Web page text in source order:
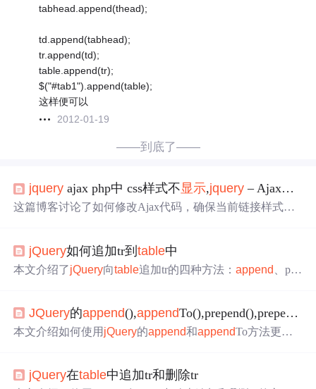
tabhead.append(thead);
td.append(tabhead);
tr.append(td);
table.append(tr);
$("#tab1").append(table);
这样便可以
2012-01-19
——到底了——
jquery ajax php中 css样式不显示,jquery – Ajax不会让css当前链接样式正常工作
这篇博客讨论了如何修改Ajax代码，确保当前链接样式正
新页面标题、历史记录以及内容。同时，文章提到了移除
旧的'current'类并将其添加到新选中的链接的父级'li'元素
jQuery如何追加tr到table中
本文介绍了jQuery向table追加tr的四种方法：append
、pre
JQuery的append(),appendTo(),prepend(),prependTo()用法
本文介绍如何使用 jQuery的append和appendTo方法更新H
时更新。同时对比了append、prepend及其对应To版本函
jQuery在table中追加tr和删除tr